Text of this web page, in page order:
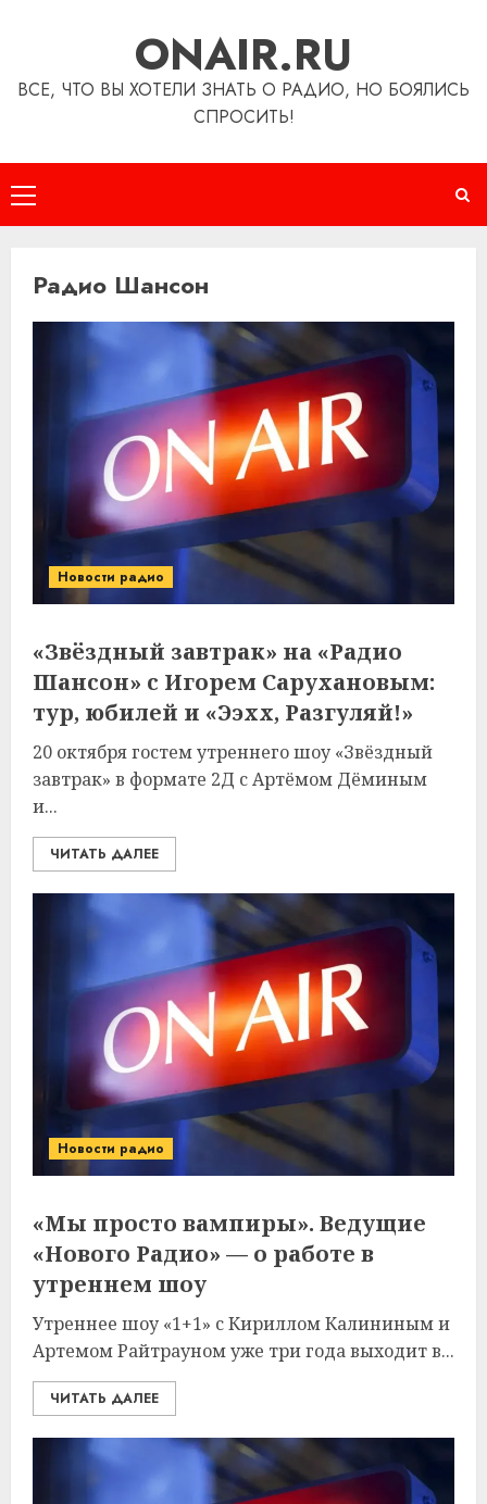
ONAIR.RU
ВСЕ, ЧТО ВЫ ХОТЕЛИ ЗНАТЬ О РАДИО, НО БОЯЛИСЬ
СПРОСИТЬ!
Основное
меню
Радио Шансон
Новости радио
«Звёздный завтрак» на «Радио
Шансон» с Игорем Сарухановым:
тур, юбилей и «Ээхх, Разгуляй!»
20 октября гостем утреннего шоу «Звёздный
завтрак» в формате 2Д с Артёмом Дёминым
и...
ЧИТАТЬ ДАЛЕЕ
Новости радио
«Мы просто вампиры». Ведущие
«Нового Радио» — о работе в
утреннем шоу
Утреннее шоу «1+1» с Кириллом Калининым и
Артемом Райтрауном уже три года выходит в...
ЧИТАТЬ ДАЛЕЕ